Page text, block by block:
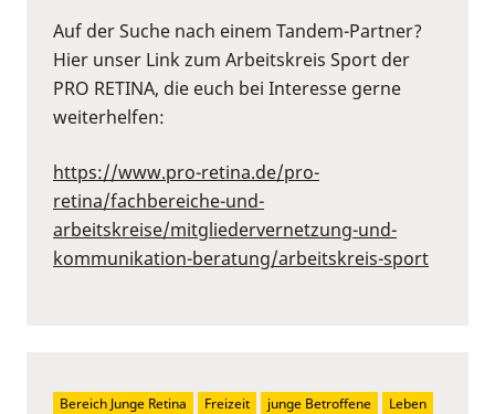
Auf der Suche nach einem Tandem-Partner?
Hier unser Link zum Arbeitskreis Sport der
PRO RETINA, die euch bei Interesse gerne
weiterhelfen:
https://www.pro-retina.de/pro-
retina/fachbereiche-und-
arbeitskreise/mitgliedervernetzung-und-
kommunikation-beratung/arbeitskreis-sport
Bereich Junge Retina Freizeit junge Betroffene
Leben